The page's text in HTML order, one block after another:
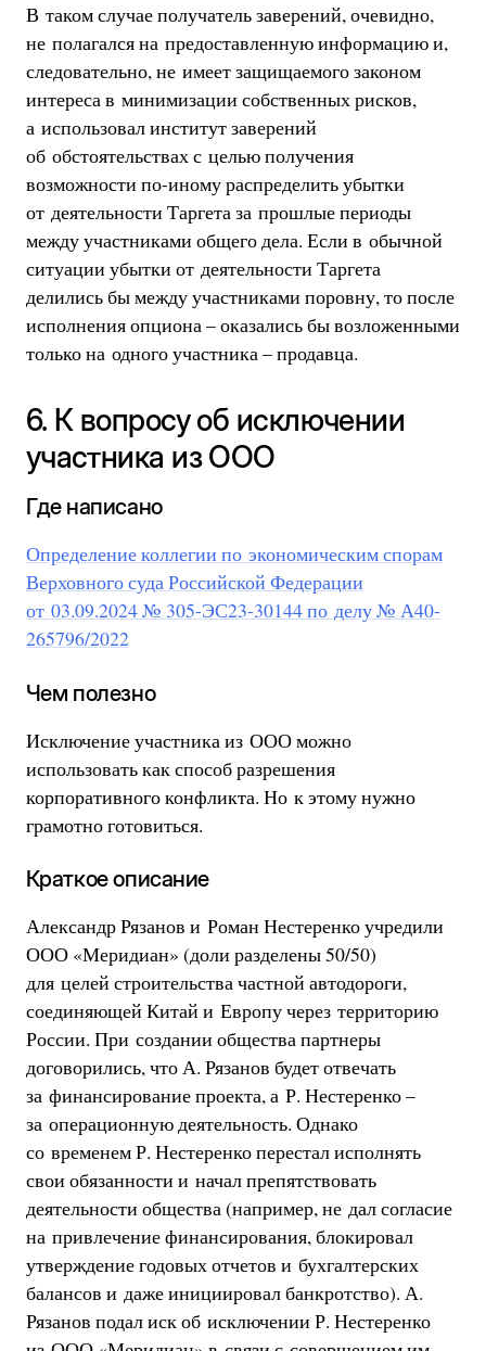
В таком случае получатель заверений, очевидно,
не полагался на предоставленную информацию и,
следовательно, не имеет защищаемого законом
интереса в минимизации собственных рисков,
а использовал институт заверений
об обстоятельствах с целью получения
возможности по-иному распределить убытки
от деятельности Таргета за прошлые периоды
между участниками общего дела. Если в обычной
ситуации убытки от деятельности Таргета
делились бы между участниками поровну, то после
исполнения опциона – оказались бы возложенными
только на одного участника – продавца.
6. К вопросу об исключении
участника из ООО
Где написано
Определение коллегии по экономическим спорам
Верховного суда Российской Федерации
от 03.09.2024 № 305-ЭС23-30144 по делу № А40-
265796/2022
Чем полезно
Исключение участника из ООО можно
использовать как способ разрешения
корпоративного конфликта. Но к этому нужно
грамотно готовиться.
Краткое описание
Александр Рязанов и Роман Нестеренко учредили
ООО «Меридиан» (доли разделены 50/50)
для целей строительства частной автодороги,
соединяющей Китай и Европу через территорию
России. При создании общества партнеры
договорились, что А. Рязанов будет отвечать
за финансирование проекта, а Р. Нестеренко –
за операционную деятельность. Однако
со временем Р. Нестеренко перестал исполнять
свои обязанности и начал препятствовать
деятельности общества (например, не дал согласие
на привлечение финансирования, блокировал
утверждение годовых отчетов и бухгалтерских
балансов и даже инициировал банкротство). А.
Рязанов подал иск об исключении Р. Нестеренко